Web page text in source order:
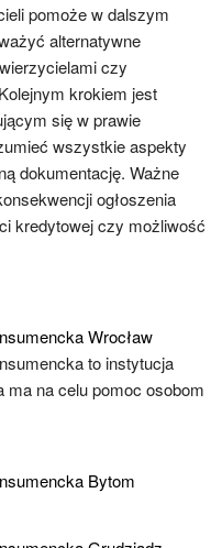
pomoże w dalszym
alternatywne
czy
krokiem jest
się w prawie
wszystkie aspekty
dokumentację. Ważne
ogłoszenia
kredytowej czy możliwość
Wrocław
to instytucja
ma na celu pomoc osobom
Bytom